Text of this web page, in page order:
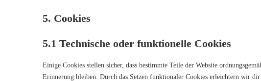
5. Cookies
5.1 Technische oder funktionelle Cookies
Einige Cookies stellen sicher, dass bestimmte Teile der Website
Erinnerung bleiben. Durch das Setzen funktionaler Cookies erleichtern wir dir